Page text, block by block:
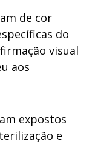
de cor
do
visual
aos
expostos
e